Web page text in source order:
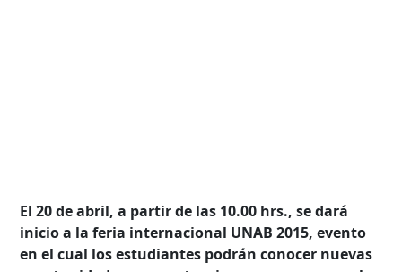
El 20 de abril, a partir de las 10.00 hrs., se dará
inicio a la feria internacional UNAB 2015, evento
en el cual los estudiantes podrán conocer nuevas